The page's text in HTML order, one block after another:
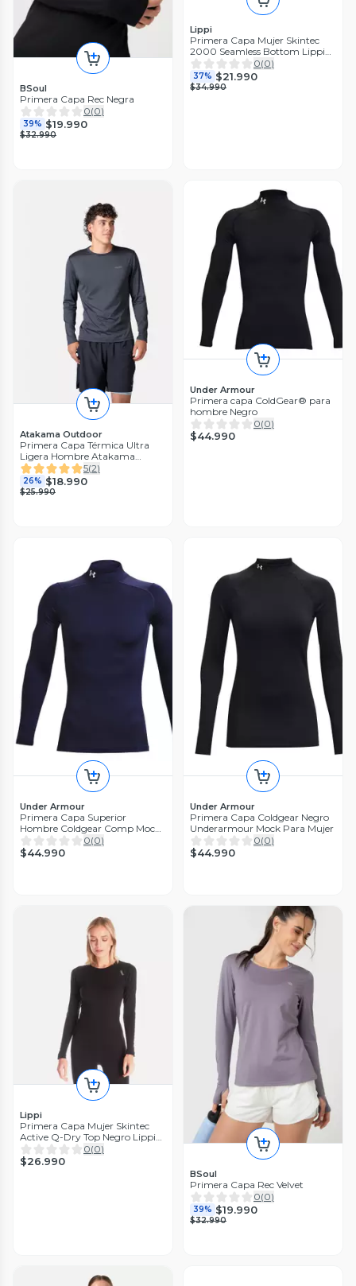
BSoul
Primera Capa Rec Negra
0(0)
39% $19.990
$32.990
Lippi
Primera Capa Mujer Skintec
2000 Seamless Bottom Lippi
I25
0(0)
37% $21.990
$34.990
Atakama Outdoor
Primera Capa Térmica Ultra
Ligera Hombre Atakama
Outdoor
5(2)
26% $18.990
$25.990
Under Armour
Primera capa ColdGear® para
hombre Negro
0(0)
$44.990
Under Armour
Primera Capa Superior
Hombre Coldgear Comp Mock
Azul
0(0)
$44.990
Under Armour
Primera Capa Coldgear Negro
Underarmour Mock Para Mujer
0(0)
$44.990
Lippi
Primera Capa Mujer Skintec
Active Q-Dry Top Negro Lippi
I26
0(0)
$26.990
BSoul
Primera Capa Rec Velvet
0(0)
39% $19.990
$32.990